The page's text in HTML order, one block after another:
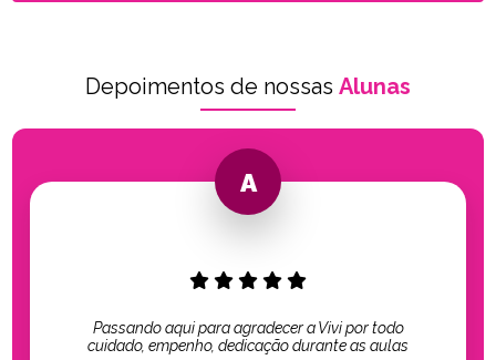
Depoimentos de nossas Alunas
Passando aqui para agradecer a Vivi por todo
cuidado, empenho, dedicação durante as aulas